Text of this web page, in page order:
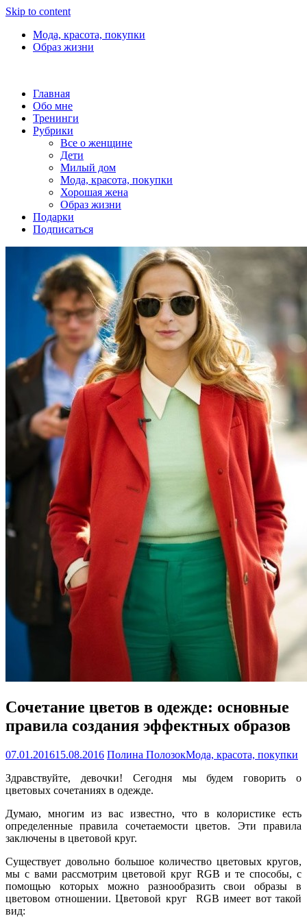
Skip to content
Мода, красота, покупки
Образ жизни
Главная
Обо мне
Тренинги
Рубрики
Все о женщине
Дети
Милый дом
Мода, красота, покупки
Хорошая жена
Образ жизни
Подарки
Подписаться
Сочетание цветов в одежде: основные
правила создания эффектных образов
07.01.201615.08.2016 Полина ПолозокМода, красота, покупки
Здравствуйте, девочки! Сегодня мы будем говорить о
цветовых сочетаниях в одежде.
Думаю, многим из вас известно, что в колористике есть
определенные правила сочетаемости цветов. Эти правила
заключены в цветовой круг.
Существует довольно большое количество цветовых кругов,
мы с вами рассмотрим цветовой круг RGB и те способы, с
помощью которых можно разнообразить свои образы в
цветовом отношении. Цветовой круг RGB имеет вот такой
вид: